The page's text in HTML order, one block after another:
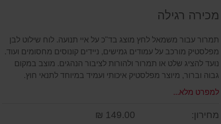
מכירה רגילה
תמרור עבור משמאל לחץ מוצג בד"כ על איי תנועה. לוח שילוט לבן
מפלסטיק מורכב על עמודים גמישים, ניידים קונוסים מחסומים ועוד.
נועד להציג שלט או תמרור ולהורות לציבור הנהגים. מוצב במקום
גבוה וברור, מיוצר מפלסטיק איכותי ועמיד במיוחד לתנאי חוץ.
למפרט מלא...
מחירון: 149.00 ₪